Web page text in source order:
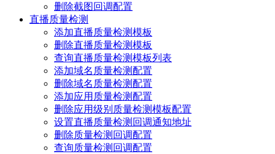
删除截图回调配置
直播质量检测
添加直播质量检测模板
删除直播质量检测模板
查询直播质量检测模板列表
添加域名质量检测配置
删除域名质量检测配置
添加应用质量检测配置
删除应用级别质量检测模板配置
设置直播质量检测回调通知地址
删除质量检测回调配置
查询质量检测回调配置